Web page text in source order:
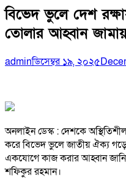
বিভেদ ভুলে দেশ
তোলার আহ্বান
adminডিসেম্বর ১৯, ২০২৫
অনলাইন ডেস্ক : দেশকে
করে বিভেদ ভুলে জাতীয় ঐক্য গড়ে
একযোগে কাজ করার আহ্বান
শফিকুর রহমান।